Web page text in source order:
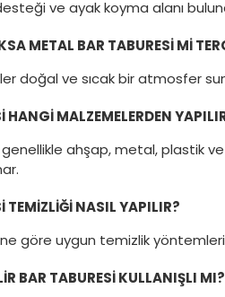
ve ayak koyma alanı
METAL BAR TABURESI MI
doğal ve sıcak bir atmosfer
HANGI MALZEMELERDEN
ahşap, metal, plastik
TEMIZLIĞI NASIL YAPILIR?
göre uygun temizlik yöntemleri
BAR TABURESI KULLANIŞLI MI?